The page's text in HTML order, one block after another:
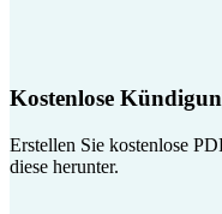
Kostenlose
Erstellen Sie kostenlose
diese herunter.